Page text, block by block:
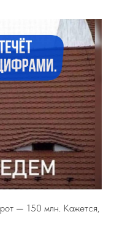
— 150 млн. Кажется,